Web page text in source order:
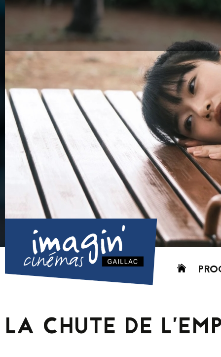
Aller
LA CHUTE DE